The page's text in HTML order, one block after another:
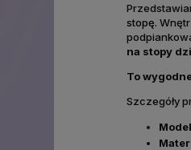
stopę.
na stopy
To
Szczegóły
Model